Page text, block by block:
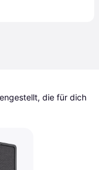
die für dich